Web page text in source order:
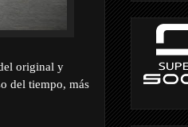
original y
del tiempo, más